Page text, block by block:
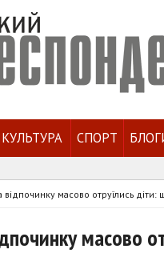
КУЛЬТУРА СПОРТ
відпочинку масово отруїлись діти:
масово